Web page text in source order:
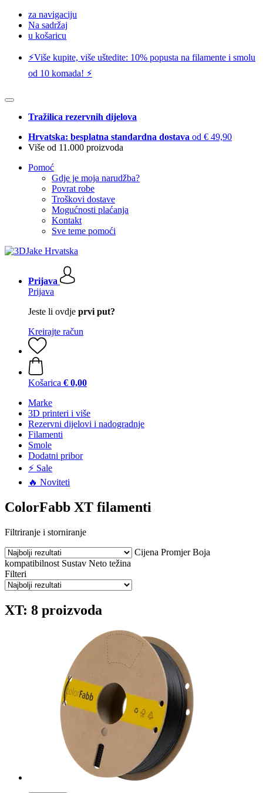
za navigaciju
Na sadržaj
u košaricu
⚡️Više kupite, više uštedite: 10% popusta na filamente i smolu
od 10 komada! ⚡️
Tražilica rezervnih dijelova
Hrvatska: besplatna standardna dostava od € 49,90
Više od 11.000 proizvoda
Pomoć
Gdje je moja narudžba?
Povrat robe
Troškovi dostave
Mogućnosti plaćanja
Kontakt
Sve teme pomoći
Prijava
Prijava
Jeste li ovdje prvi put?
Kreirajte račun
Košarica € 0,00
Marke
3D printeri i više
Rezervni dijelovi i nadogradnje
Filamenti
Smole
Dodatni pribor
⚡ Sale
🔥 Noviteti
ColorFabb XT filamenti
Filtriranje i storniranje
Cijena Promjer Boja
kompatibilnost Sustav Neto težina
Filteri
XT: 8 proizvoda